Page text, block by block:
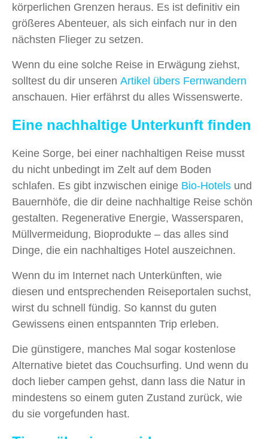
körperlichen Grenzen heraus. Es ist definitiv ein
größeres Abenteuer, als sich einfach nur in den
nächsten Flieger zu setzen.
Wenn du eine solche Reise in Erwägung ziehst,
solltest du dir unseren Artikel übers Fernwandern
anschauen. Hier erfährst du alles Wissenswerte.
Eine nachhaltige Unterkunft finden
Keine Sorge, bei einer nachhaltigen Reise musst
du nicht unbedingt im Zelt auf dem Boden
schlafen. Es gibt inzwischen einige Bio-Hotels und
Bauernhöfe, die dir deine nachhaltige Reise schön
gestalten. Regenerative Energie, Wassersparen,
Müllvermeidung, Bioprodukte – das alles sind
Dinge, die ein nachhaltiges Hotel auszeichnen.
Wenn du im Internet nach Unterkünften, wie
diesen und entsprechenden Reiseportalen suchst,
wirst du schnell fündig. So kannst du guten
Gewissens einen entspannten Trip erleben.
Die günstigere, manches Mal sogar kostenlose
Alternative bietet das Couchsurfing. Und wenn du
doch lieber campen gehst, dann lass die Natur in
mindestens so einem guten Zustand zurück, wie
du sie vorgefunden hast.